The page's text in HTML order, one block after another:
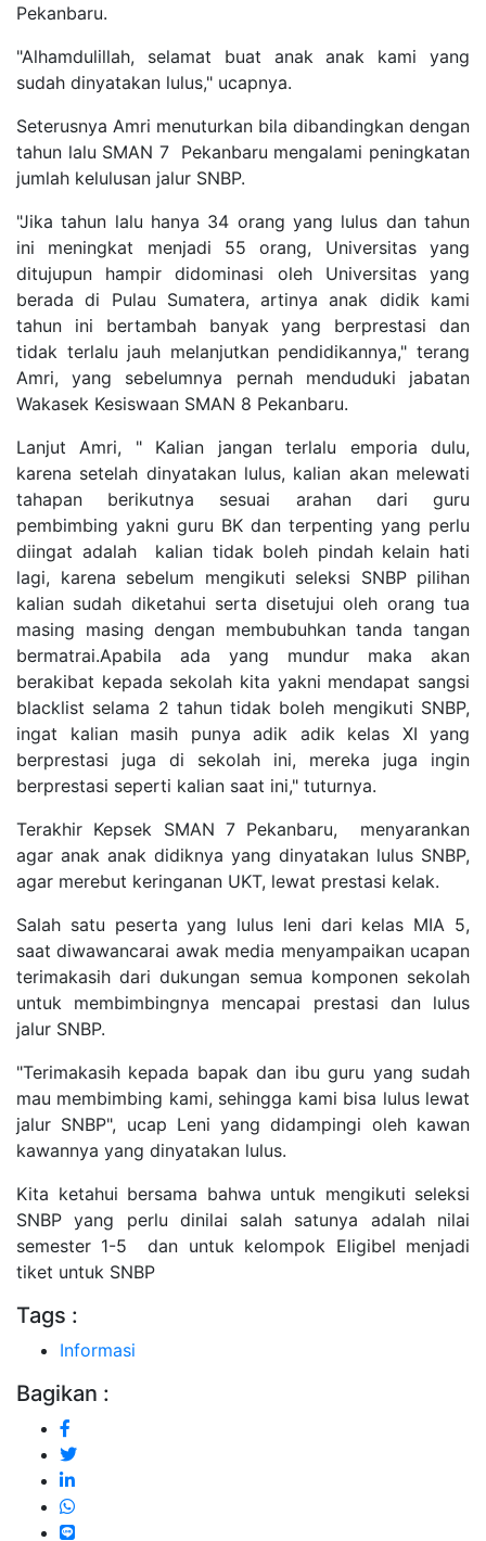
Pekanbaru.
"Alhamdulillah, selamat buat anak anak kami yang
sudah dinyatakan lulus," ucapnya.
Seterusnya Amri menuturkan bila dibandingkan dengan
tahun lalu SMAN 7 Pekanbaru mengalami peningkatan
jumlah kelulusan jalur SNBP.
"Jika tahun lalu hanya 34 orang yang lulus dan tahun
ini meningkat menjadi 55 orang, Universitas yang
ditujupun hampir didominasi oleh Universitas yang
berada di Pulau Sumatera, artinya anak didik kami
tahun ini bertambah banyak yang berprestasi dan
tidak terlalu jauh melanjutkan pendidikannya," terang
Amri, yang sebelumnya pernah menduduki jabatan
Wakasek Kesiswaan SMAN 8 Pekanbaru.
Lanjut Amri, " Kalian jangan terlalu emporia dulu,
karena setelah dinyatakan lulus, kalian akan melewati
tahapan berikutnya sesuai arahan dari guru
pembimbing yakni guru BK dan terpenting yang perlu
diingat adalah kalian tidak boleh pindah kelain hati
lagi, karena sebelum mengikuti seleksi SNBP pilihan
kalian sudah diketahui serta disetujui oleh orang tua
masing masing dengan membubuhkan tanda tangan
bermatrai.Apabila ada yang mundur maka akan
berakibat kepada sekolah kita yakni mendapat sangsi
blacklist selama 2 tahun tidak boleh mengikuti SNBP,
ingat kalian masih punya adik adik kelas XI yang
berprestasi juga di sekolah ini, mereka juga ingin
berprestasi seperti kalian saat ini," tuturnya.
Terakhir Kepsek SMAN 7 Pekanbaru, menyarankan
agar anak anak didiknya yang dinyatakan lulus SNBP,
agar merebut keringanan UKT, lewat prestasi kelak.
Salah satu peserta yang lulus leni dari kelas MIA 5,
saat diwawancarai awak media menyampaikan ucapan
terimakasih dari dukungan semua komponen sekolah
untuk membimbingnya mencapai prestasi dan lulus
jalur SNBP.
"Terimakasih kepada bapak dan ibu guru yang sudah
mau membimbing kami, sehingga kami bisa lulus lewat
jalur SNBP", ucap Leni yang didampingi oleh kawan
kawannya yang dinyatakan lulus.
Kita ketahui bersama bahwa untuk mengikuti seleksi
SNBP yang perlu dinilai salah satunya adalah nilai
semester 1-5 dan untuk kelompok Eligibel menjadi
tiket untuk SNBP
Tags :
Informasi
Bagikan :